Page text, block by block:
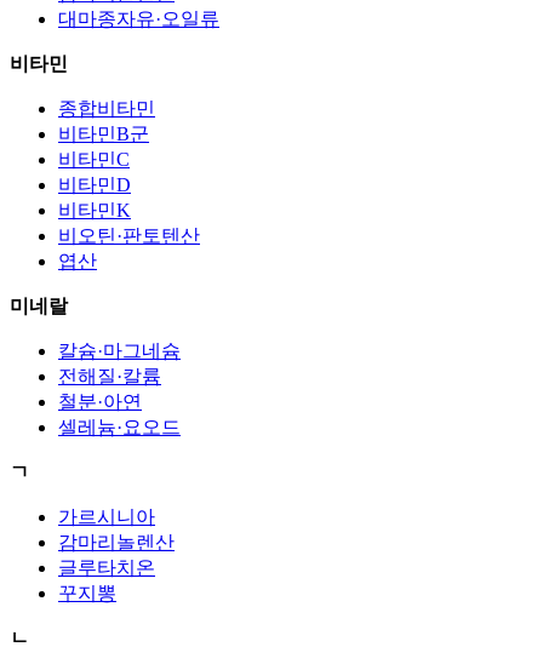
대마종자유·오일류
비타민
종합비타민
비타민B군
비타민C
비타민D
비타민K
비오틴·판토텐산
엽산
미네랄
칼슘·마그네슘
전해질·칼륨
철분·아연
셀레늄·요오드
ㄱ
가르시니아
감마리놀렌산
글루타치온
꾸지뽕
ㄴ